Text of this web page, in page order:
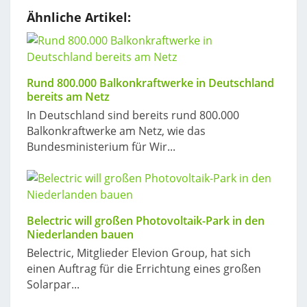
Ähnliche Artikel:
Rund 800.000 Balkonkraftwerke in Deutschland
bereits am Netz
In Deutschland sind bereits rund 800.000
Balkonkraftwerke am Netz, wie das
Bundesministerium für Wir...
Belectric will großen Photovoltaik-Park in den
Niederlanden bauen
Belectric, Mitglieder Elevion Group, hat sich
einen Auftrag für die Errichtung eines großen
Solarpar...